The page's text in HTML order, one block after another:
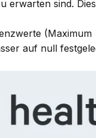
erwarten sind.
(Maximum
auf null